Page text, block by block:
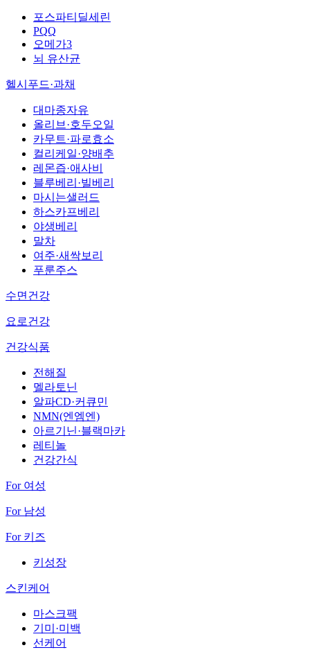
포스파티딜세린
PQQ
오메가3
뇌 유산균
헬시푸드·과채
대마종자유
올리브·호두오일
카무트·파로효소
컬리케일·양배추
레몬즙·애사비
블루베리·빌베리
마시는샐러드
하스카프베리
야생베리
말차
여주·새싹보리
푸룬주스
수면건강
요로건강
건강식품
전해질
멜라토닌
알파CD·커큐민
NMN(엔엠엔)
아르기닌·블랙마카
레티놀
건강간식
For 여성
For 남성
For 키즈
키성장
스킨케어
마스크팩
기미·미백
선케어